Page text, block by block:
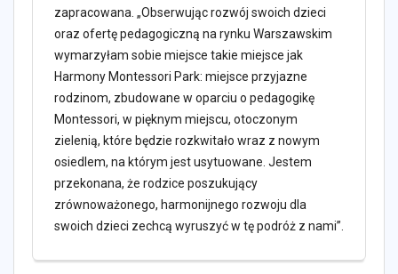
zapracowana. „Obserwując rozwój swoich dzieci
oraz ofertę pedagogiczną na rynku Warszawskim
wymarzyłam sobie miejsce takie miejsce jak
Harmony Montessori Park: miejsce przyjazne
rodzinom, zbudowane w oparciu o pedagogikę
Montessori, w pięknym miejscu, otoczonym
zielenią, które będzie rozkwitało wraz z nowym
osiedlem, na którym jest usytuowane. Jestem
przekonana, że rodzice poszukujący
zrównoważonego, harmonijnego rozwoju dla
swoich dzieci zechcą wyruszyć w tę podróż z nami”.